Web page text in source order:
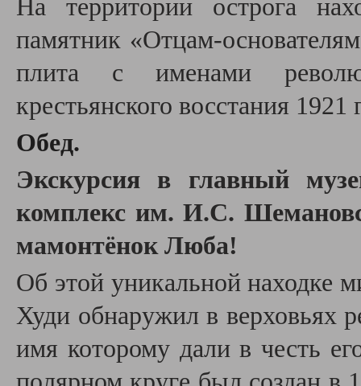
На территории острога
памятник «Отцам-
плита с именами
крестьянского восстания 1921
Обед.
Экскурсия в главный
комплекс им. И.С.
мамонтёнок Люба!
Об этой уникальной находке
Худи обнаружил в верховьях
имя которому дали в честь